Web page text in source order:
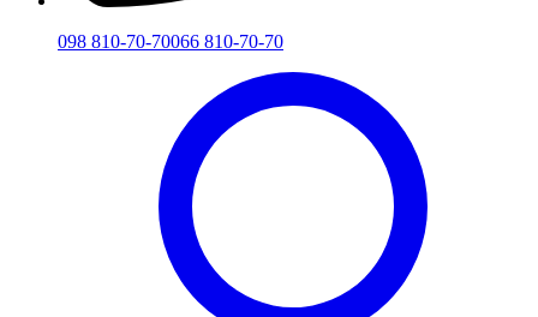
098 810-70-70066 810-70-70